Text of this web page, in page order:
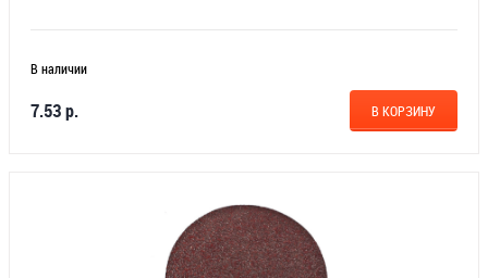
В наличии
7.53 р. В КОРЗИНУ